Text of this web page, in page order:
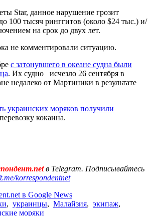
Star, данное нарушение грозит
100 тысяч ринггитов (около $24 тыс.) и/
на срок до двух лет.
не комментировали ситуацию.
с затонувшего в океане судна были
. Их судно исчезло 26 сентября в
недалеко от Мартиники в результате
украинских моряков получили
кокаина.
в Telegram. Подписывайтесь
korrespondentnet
в Google News
, украинцы, Малайзия, экипаж,
моряки